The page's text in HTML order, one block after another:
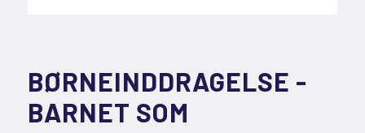
BØRNEINDDRAGELSE -
BARNET SOM